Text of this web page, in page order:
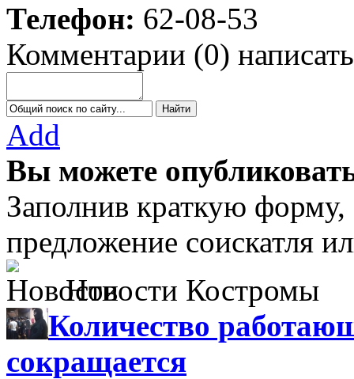
Телефон: 62-08-53
Комментарии (0) написать
Add
Вы можете
Заполнив краткую
предложение соискатля
Новости Костромы
Количество
сокращается